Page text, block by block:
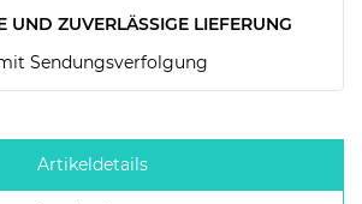
UND ZUVERLÄSSIGE LIEFERUNG
Sendungsverfolgung
Artikeldetails